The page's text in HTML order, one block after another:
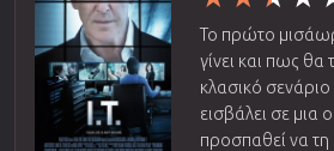
Το πρώτο
γίνει και πως θα
κλασικό
εισβάλει σε μια
προσπαθεί να τη